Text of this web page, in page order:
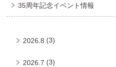
35周年記念イベント情報
2026.8 (3)
2026.7 (3)